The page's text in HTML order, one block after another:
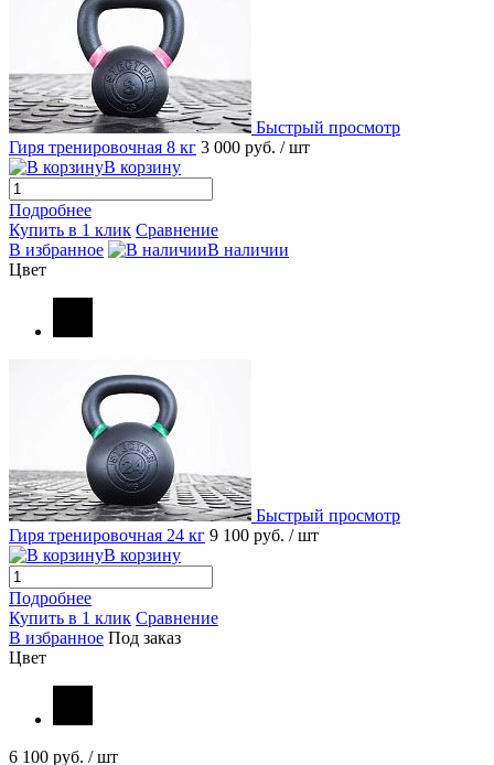
Быстрый просмотр
Гиря тренировочная 8 кг 3 000 руб. / шт
В корзину
Подробнее
Купить в 1 клик Сравнение
В избранное
В наличии
Цвет
Быстрый просмотр
Гиря тренировочная 24 кг 9 100 руб. / шт
В корзину
Подробнее
Купить в 1 клик Сравнение
В избранное Под заказ
Цвет
6 100 руб. / шт